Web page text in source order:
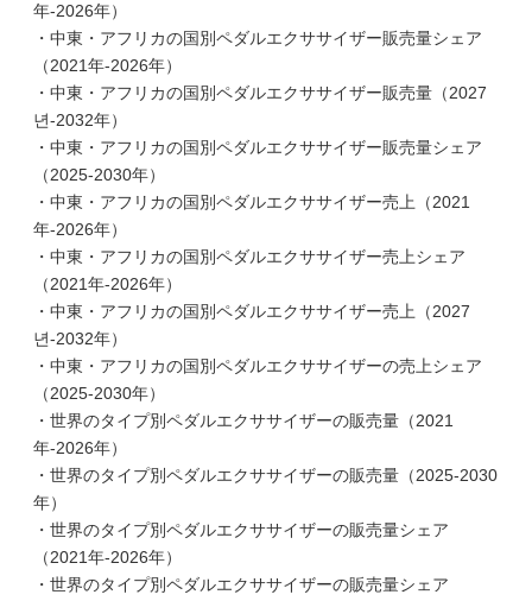
年-2026年）
・中東・アフリカの国別ペダルエクササイザー販売量シェア
（2021年-2026年）
・中東・アフリカの国別ペダルエクササイザー販売量（2027
년-2032年）
・中東・アフリカの国別ペダルエクササイザー販売量シェア
（2025-2030年）
・中東・アフリカの国別ペダルエクササイザー売上（2021
年-2026年）
・中東・アフリカの国別ペダルエクササイザー売上シェア
（2021年-2026年）
・中東・アフリカの国別ペダルエクササイザー売上（2027
년-2032年）
・中東・アフリカの国別ペダルエクササイザーの売上シェア
（2025-2030年）
・世界のタイプ別ペダルエクササイザーの販売量（2021
年-2026年）
・世界のタイプ別ペダルエクササイザーの販売量（2025-2030
年）
・世界のタイプ別ペダルエクササイザーの販売量シェア
（2021年-2026年）
・世界のタイプ別ペダルエクササイザーの販売量シェア